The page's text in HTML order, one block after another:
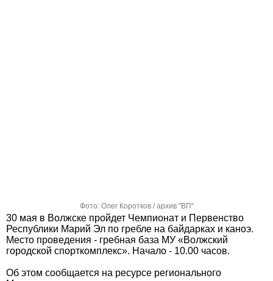
Фото: Олег Коротков / архив "ВП"
30 мая в Волжске пройдет Чемпионат и Первенство
Республики Марий Эл по гребле на байдарках и каноэ.
Место проведения - гребная база МУ «Волжский
городской спорткомплекс». Начало - 10.00 часов.
Об этом сообщается на ресурсе регионального